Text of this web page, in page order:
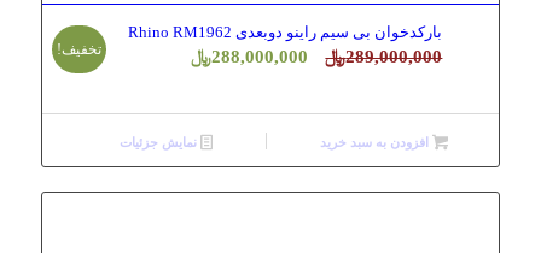
بارکدخوان بی سیم راینو دوبعدی Rhino RM1962
289,000,000﷼
قیمت
289,000,000﷼
بود.
288,000,000﷼قیمت
288,000,000﷼
است.
تخفیف!
افزودن به سبد خرید نمایش جزئیات